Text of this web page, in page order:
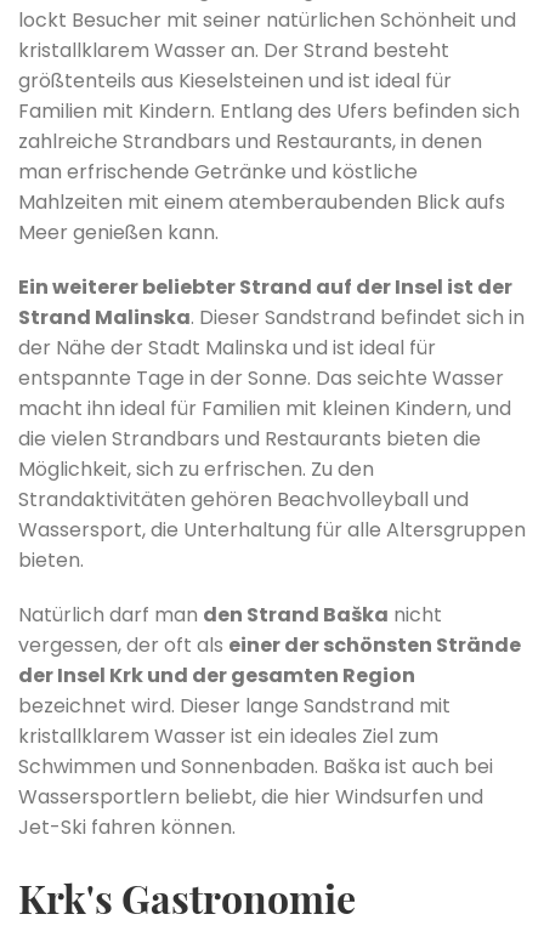
lockt Besucher mit seiner natürlichen Schönheit und
kristallklarem Wasser an. Der Strand besteht
größtenteils aus Kieselsteinen und ist ideal für
Familien mit Kindern. Entlang des Ufers befinden sich
zahlreiche Strandbars und Restaurants, in denen
man erfrischende Getränke und köstliche
Mahlzeiten mit einem atemberaubenden Blick aufs
Meer genießen kann.
Ein weiterer beliebter Strand auf der Insel ist der
Strand Malinska. Dieser Sandstrand befindet sich in
der Nähe der Stadt Malinska und ist ideal für
entspannte Tage in der Sonne. Das seichte Wasser
macht ihn ideal für Familien mit kleinen Kindern, und
die vielen Strandbars und Restaurants bieten die
Möglichkeit, sich zu erfrischen. Zu den
Strandaktivitäten gehören Beachvolleyball und
Wassersport, die Unterhaltung für alle Altersgruppen
bieten.
Natürlich darf man den Strand Baška nicht
vergessen, der oft als einer der schönsten Strände
der Insel Krk und der gesamten Region
bezeichnet wird. Dieser lange Sandstrand mit
kristallklarem Wasser ist ein ideales Ziel zum
Schwimmen und Sonnenbaden. Baška ist auch bei
Wassersportlern beliebt, die hier Windsurfen und
Jet-Ski fahren können.
Krk's Gastronomie